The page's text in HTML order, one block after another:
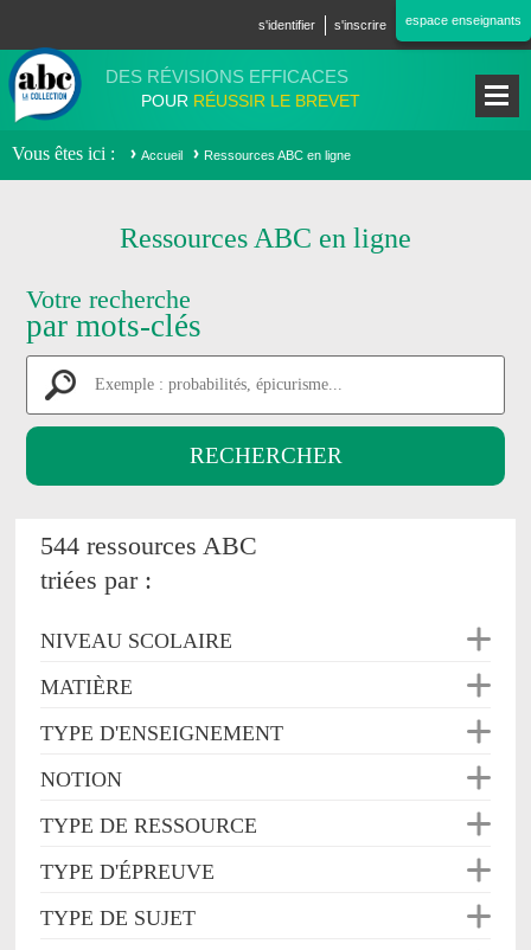
s'identifier s'inscrire espace enseignants
DES RÉVISIONS EFFICACES
POUR RÉUSSIR LE BREVET
Vous êtes ici Accueil Ressources ABC en ligne
Ressources ABC en ligne
Votre recherche
par mots-clés
544 ressources ABC
triées par :
NIVEAU SCOLAIRE
MATIÈRE
TYPE D'ENSEIGNEMENT
NOTION
TYPE DE RESSOURCE
TYPE D'ÉPREUVE
TYPE DE SUJET